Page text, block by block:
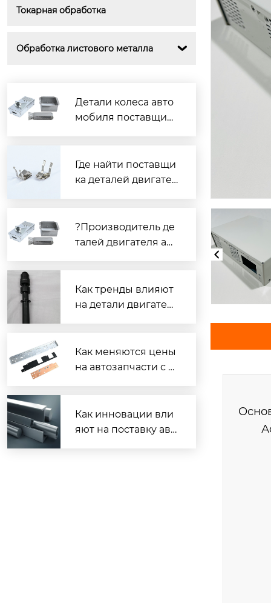
Токарная обработка
Обработка листового металла 
Детали колеса авто
мобиля поставщик
Где найти поставщи
ка деталей двигател
?Производитель де
талей двигателя авт
Как тренды влияют
на детали двигател
Как меняются цены
на автозапчасти с з
Как инновации вли
яют на поставку авт